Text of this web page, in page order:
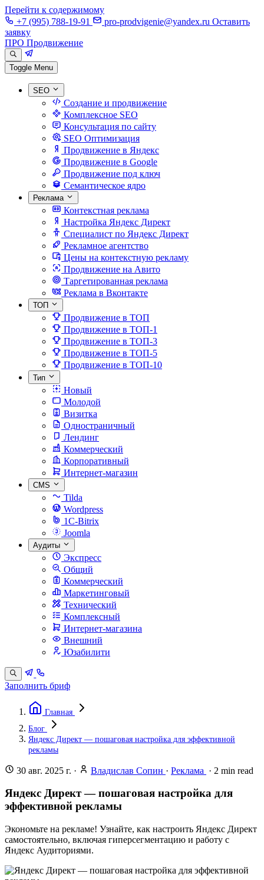
Перейти к содержимому
+7 (995) 788-19-91
pro-prodvigenie@yandex.ru Оставить
заявку
ПРО Продвижение
Toggle Menu
SEO
Создание и продвижение
Комплексное SEO
Консультация по сайту
SEO Оптимизация
Продвижение в Яндекс
Продвижение в Google
Продвижение под ключ
Семантическое ядро
Реклама
Контекстная реклама
Настройка Яндекс Директ
Специалист по Яндекс Директ
Рекламное агентство
Цены на контекстную рекламу
Продвижение на Авито
Таргетированная реклама
Реклама в Вконтакте
ТОП
Продвижение в ТОП
Продвижение в ТОП-1
Продвижение в ТОП-3
Продвижение в ТОП-5
Продвижение в ТОП-10
Тип
Новый
Молодой
Визитка
Одностраничный
Лендинг
Коммерческий
Корпоративный
Интернет-магазин
CMS
Tilda
Wordpress
1C-Bitrix
Joomla
Аудиты
Экспресс
Общий
Коммерческий
Маркетинговый
Технический
Комплексный
Интернет-магазина
Внешний
Юзабилити
Заполнить бриф
Главная
Блог
Яндекс Директ — пошаговая настройка для эффективной
рекламы
30 авг. 2025 г. · Владислав Сопин · Реклама · 2 min read
Яндекс Директ — пошаговая настройка для
эффективной рекламы
Экономьте на рекламе! Узнайте, как настроить Яндекс Директ
самостоятельно, включая гиперсегментацию и работу с
Яндекс Аудиториями.